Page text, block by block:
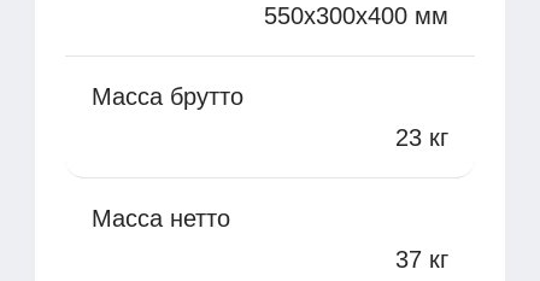
550x300x400 мм
Масса брутто
23 кг
Масса нетто
37 кг